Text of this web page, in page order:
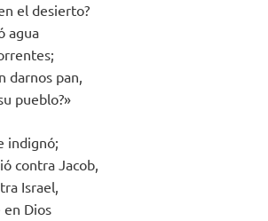
el desierto?
agua
darnos pan,
pueblo?»
indignó;
contra Jacob,
Israel,
Dios